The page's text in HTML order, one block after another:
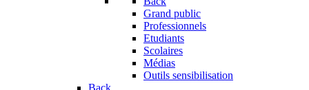
Grand public
Professionnels
Etudiants
Scolaires
Médias
Outils sensibilisation
Back